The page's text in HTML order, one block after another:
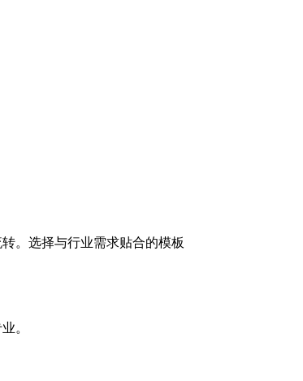
。选择与行业需求贴合的模板
。